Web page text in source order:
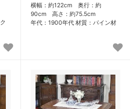
横幅：約122cm 奥行：約
90cm 高さ：約75.5cm
年代：1900年代 材質：パイン材